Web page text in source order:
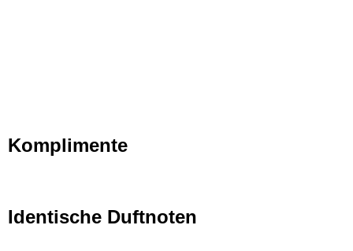
Komplimente
Identische Duftnoten